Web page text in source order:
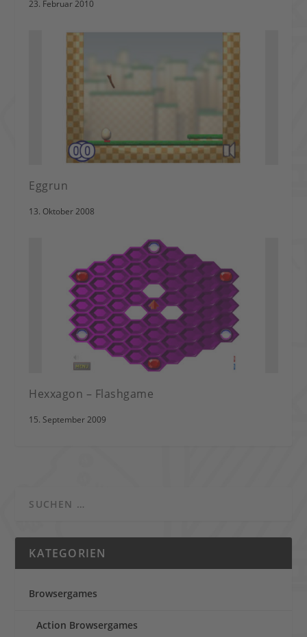
23. Februar 2010
Eggrun
13. Oktober 2008
Hexxagon – Flashgame
15. September 2009
KATEGORIEN
Browsergames
Action Browsergames